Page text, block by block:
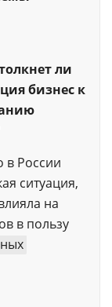
ли
бизнес к
в России
ситуация,
на
в пользу